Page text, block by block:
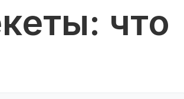
что